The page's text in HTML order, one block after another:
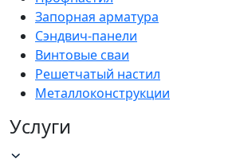
Запорная арматура
Сэндвич-панели
Винтовые сваи
Решетчатый настил
Металлоконструкции
Услуги